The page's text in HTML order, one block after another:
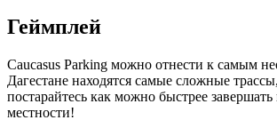
Геймплей
Caucasus Parking можно отнести к самым
Дагестане находятся самые сложные
постарайтесь как можно быстрее
местности!